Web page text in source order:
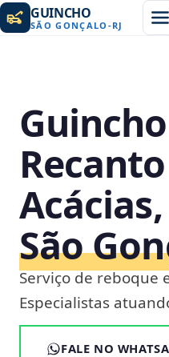
GUINCHO
SÃO GONÇALO -RJ
Acácias,
São
Serviço de reboque
Especialistas
FALE NO